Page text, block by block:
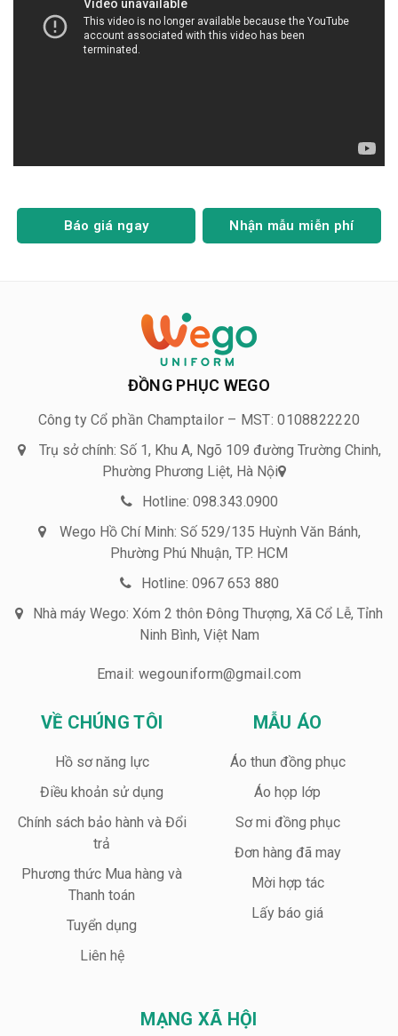
Báo giá ngay Nhận mẫu miễn phí
ĐỒNG PHỤC WEGO
Công ty Cổ phần Champtailor – MST: 0108822220
Trụ sở chính: Số 1, Khu A, Ngõ 109 đường Trường Chinh,
Phường Phương Liệt, Hà Nội
Hotline: 098.343.0900
Wego Hồ Chí Minh: Số 529/135 Huỳnh Văn Bánh,
Phường Phú Nhuận, TP. HCM
Hotline: 0967 653 880
Nhà máy Wego: Xóm 2 thôn Đông Thượng, Xã Cổ Lễ, Tỉnh
Ninh Bình, Việt Nam
Email: wegouniform@gmail.com
VỀ CHÚNG TÔI
Hồ sơ năng lực
Điều khoản sử dụng
Chính sách bảo hành và Đổi
trả
Phương thức Mua hàng và
Thanh toán
Tuyển dụng
Liên hệ
MẪU ÁO
Áo thun đồng phục
Áo họp lớp
Sơ mi đồng phục
Đơn hàng đã may
Mời hợp tác
Lấy báo giá
MẠNG XÃ HỘI